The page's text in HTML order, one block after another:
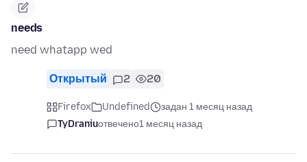
needs
need whatapp wed
Открытый 2 20
Firefox Undefined
задан 1 месяц назад
TyDraniuотвечено1 месяц назад